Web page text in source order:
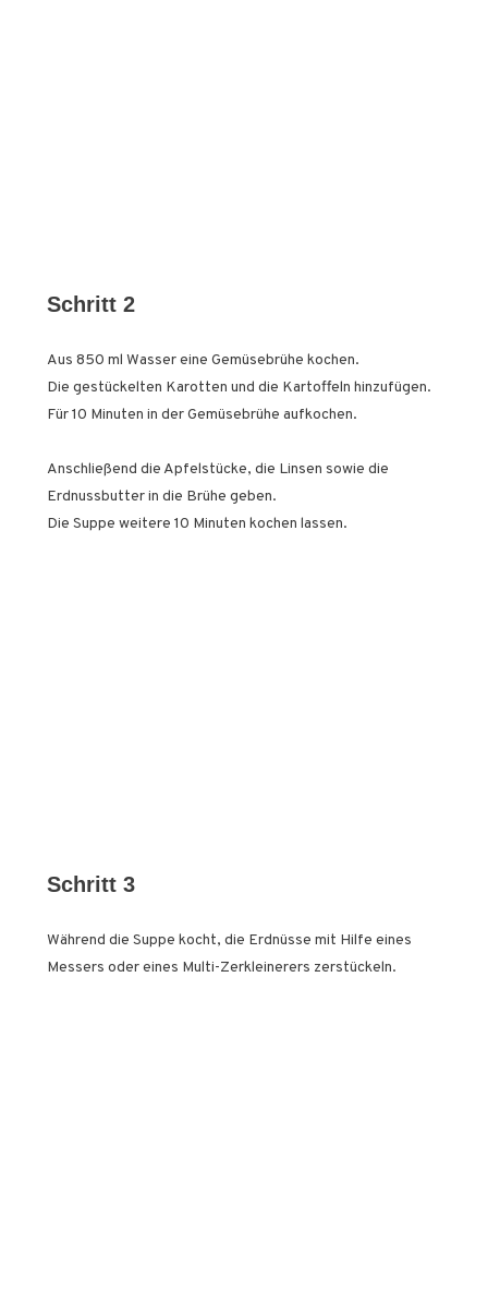
Schritt 2
Aus 850 ml Wasser eine Gemüsebrühe kochen.
Die gestückelten Karotten und die Kartoffeln hinzufügen.
Für 10 Minuten in der Gemüsebrühe aufkochen.
Anschließend die Apfelstücke, die Linsen sowie die
Erdnussbutter in die Brühe geben.
Die Suppe weitere 10 Minuten kochen lassen.
Schritt 3
Während die Suppe kocht, die Erdnüsse mit Hilfe eines
Messers oder eines Multi-Zerkleinerers zerstückeln.